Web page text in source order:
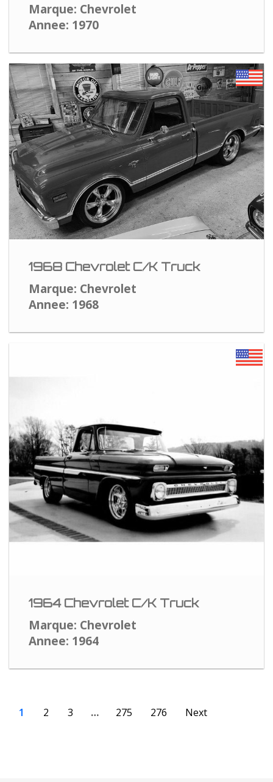
Marque: Chevrolet
Annee: 1970
1968 Chevrolet C/K Truck
Marque: Chevrolet
Annee: 1968
1964 Chevrolet C/K Truck
Marque: Chevrolet
Annee: 1964
1 2 3 … 275 276 Next